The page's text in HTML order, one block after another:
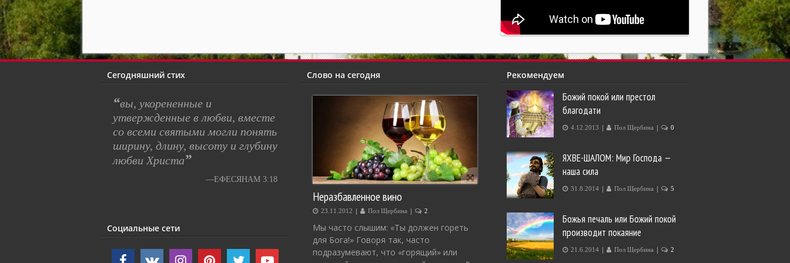
Сегодняшний стих
“вы, укорененные и
утвержденные в любви, вместе
со всеми святыми могли понять
ширину, длину, высоту и глубину
любви Христа”
—ЕФЕСЯНАМ 3:18
Социальные сети
Слово на сегодня
Неразбавленное вино
23.11.2012 | Пол Щербина | 2
Мы часто слышим: «Ты должен гореть
для Бога!» Говоря так, часто
подразумевают, что «горящий» или
Рекомендуем
Божий покой или престол
благодати
4.12.2013 | Пол Щербина | 0
ЯХВЕ-ШАЛОМ: Мир Господа —
наша сила
31.8.2014 | Пол Щербина | 5
Божья печаль или Божий покой
производит покаяние
21.6.2014 | Пол Щербина | 2